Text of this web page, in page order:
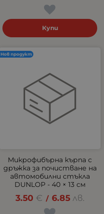
Купи
Микрофибърна кърпа с
дръжка за почистване на
автомобилни стъкла
DUNLOP - 40 × 13 см
3.50 € / 6.85 лв.
Нов продукт